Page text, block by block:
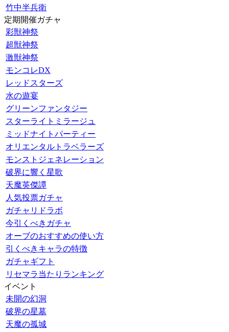
竹中半兵衛
定期開催ガチャ
彩獣神祭
超獣神祭
激獣神祭
モンコレDX
レッドスターズ
水の遊宴
グリーンファンタジー
スターライトミラージュ
ミッドナイトパーティー
オリエンタルトラベラーズ
モンストジェネレーション
破界に響く星歌
天魔英傑譚
人気投票ガチャ
ガチャリドラボ
今引くべきガチャ
オーブのおすすめの使い方
引くべきキャラの特徴
ガチャギフト
リセマラ当たりランキング
イベント
未開の幻洞
破界の星墓
天魔の孤城